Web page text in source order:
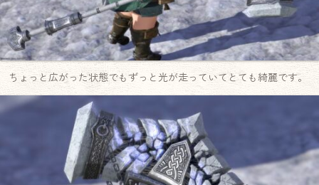
ちょっと広がった状態でもずっと光が走っていてとても綺麗です。